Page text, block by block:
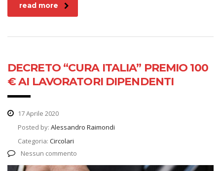
read more
DECRETO “CURA ITALIA” PREMIO 100
€ AI LAVORATORI DIPENDENTI
17 Aprile 2020
Posted by: Alessandro Raimondi
Categoria: Circolari
Nessun commento